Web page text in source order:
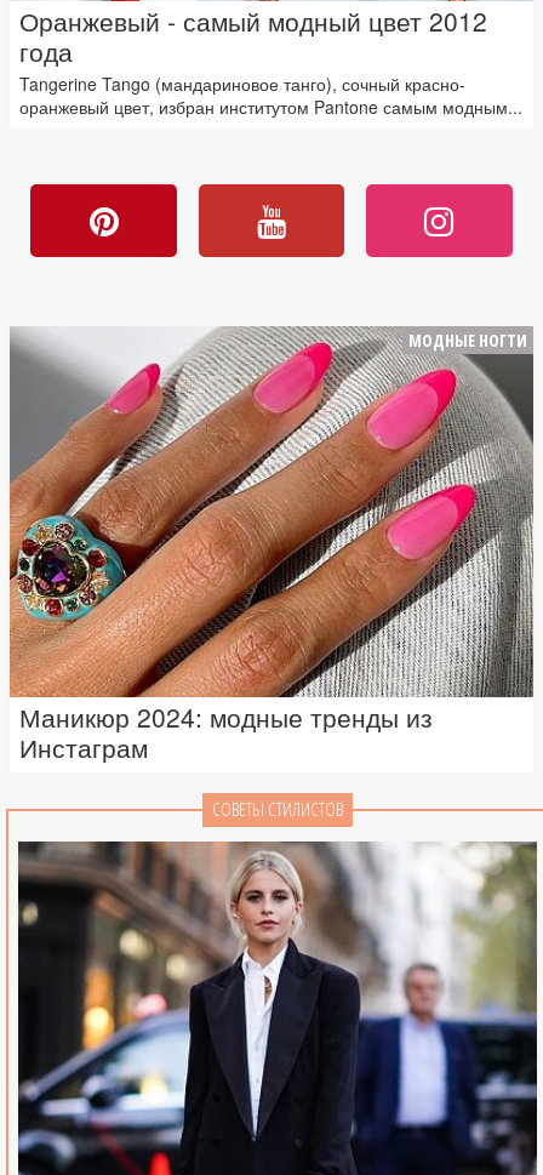
Оранжевый - самый модный цвет 2012
года
Tangerine Tango (мандариновое танго), сочный красно-
оранжевый цвет, избран институтом Pantone самым модным...
МОДНЫЕ НОГТИ
Маникюр 2024: модные тренды из
Инстаграм
СОВЕТЫ СТИЛИСТОВ